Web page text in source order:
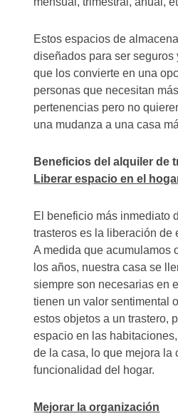
Estos espacios de
diseñados para ser seguros
que los convierte en una
personas que necesitan
pertenencias pero no
una mudanza a una casa
Beneficios del alquiler de
Liberar espacio en el
El beneficio más inmediato
trasteros es la liberación de
A medida que acumulamos
los años, nuestra casa se
siempre son necesarias en
tienen un valor sentimental
estos objetos a un trastero,
espacio en las
de la casa, lo que mejora la
funcionalidad del hogar.
Mejorar la organización